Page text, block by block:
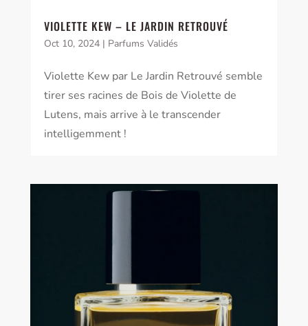
VIOLETTE KEW – LE JARDIN RETROUVÉ
Oct 10, 2024| Parfums Validés
Violette Kew par Le Jardin Retrouvé semble
tirer ses racines de Bois de Violette de
Lutens, mais arrive à le transcender
intelligemment !